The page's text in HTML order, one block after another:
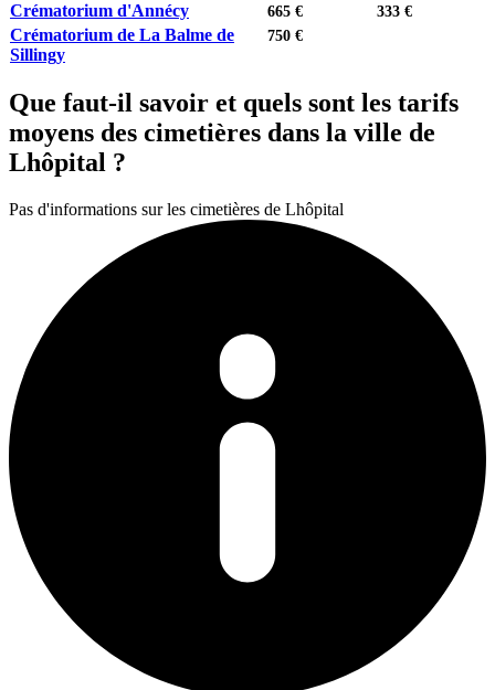
Crématorium d'Annécy
665 € 333 €
Crématorium de La Balme de
Sillingy
750 €
Que faut-il savoir et quels sont les tarifs
moyens des cimetières dans la ville de
Lhôpital ?
Pas d'informations sur les cimetières de Lhôpital